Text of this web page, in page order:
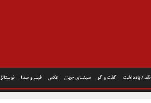
نقد / یادداشت گفت و گو سینمای جهان عکس فیلم و صدا